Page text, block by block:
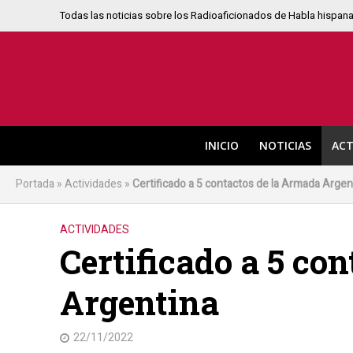
Todas las noticias sobre los Radioaficionados de Habla hispana
INICIO NOTICIAS
Portada »Actividades » Certificado a 5 contactos de la Armada
ACTIVIDADES
Certificado a 5
Argentina
22/11/2022